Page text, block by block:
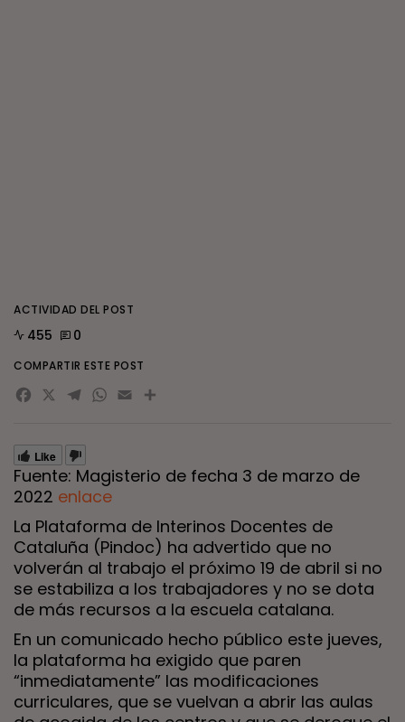
Like
Fuente: Magisterio de fecha 3 de marzo de
2022 enlace
La Plataforma de Interinos Docentes de
Cataluña (Pindoc) ha advertido que no
volverán al trabajo el próximo 19 de abril si no
se estabiliza a los trabajadores y no se dota
de más recursos a la escuela catalana.
En un comunicado hecho público este jueves,
la plataforma ha exigido que paren
“inmediatamente” las modificaciones
curriculares, que se vuelvan a abrir las aulas
ACTIVIDAD DEL POST
455 0
COMPARTIR ESTE POST
Facebook
X Telegram
WhatsApp
EmailCompartir